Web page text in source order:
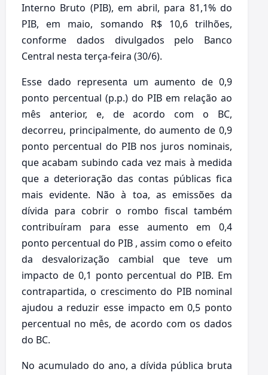
Interno Bruto (PIB), em abril, para 81,1% do
PIB, em maio, somando R$ 10,6 trilhões,
conforme dados divulgados pelo Banco
Central nesta terça-feira (30/6).
Esse dado representa um aumento de 0,9
ponto percentual (p.p.) do PIB em relação ao
mês anterior, e, de acordo com o BC,
decorreu, principalmente, do aumento de 0,9
ponto percentual do PIB nos juros nominais,
que acabam subindo cada vez mais à medida
que a deterioração das contas públicas fica
mais evidente. Não à toa, as emissões da
dívida para cobrir o rombo fiscal também
contribuíram para esse aumento em 0,4
ponto percentual do PIB , assim como o efeito
da desvalorização cambial que teve um
impacto de 0,1 ponto percentual do PIB. Em
contrapartida, o crescimento do PIB nominal
ajudou a reduzir esse impacto em 0,5 ponto
percentual no mês, de acordo com os dados
do BC.
No acumulado do ano, a dívida pública bruta